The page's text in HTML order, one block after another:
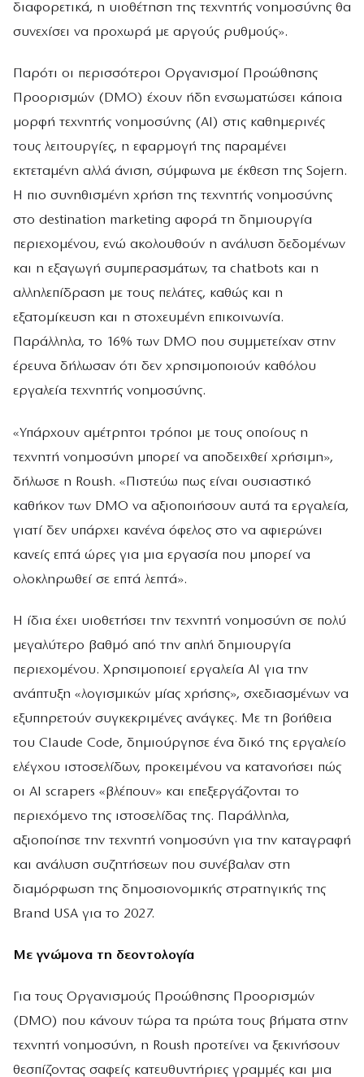
διαφορετικά, η υιοθέτηση της τεχνητής νοημοσύνης θα
συνεχίσει να προχωρά με αργούς ρυθμούς».
Παρότι οι περισσότεροι Οργανισμοί Προώθησης
Προορισμών (DMO) έχουν ήδη ενσωματώσει κάποια
μορφή τεχνητής νοημοσύνης (AI) στις καθημερινές
τους λειτουργίες, η εφαρμογή της παραμένει
εκτεταμένη αλλά άνιση, σύμφωνα με έκθεση της Sojern.
Η πιο συνηθισμένη χρήση της τεχνητής νοημοσύνης
στο destination marketing αφορά τη δημιουργία
περιεχομένου, ενώ ακολουθούν η ανάλυση δεδομένων
και η εξαγωγή συμπερασμάτων, τα chatbots και η
αλληλεπίδραση με τους πελάτες, καθώς και η
εξατομίκευση και η στοχευμένη επικοινωνία.
Παράλληλα, το 16% των DMO που συμμετείχαν στην
έρευνα δήλωσαν ότι δεν χρησιμοποιούν καθόλου
εργαλεία τεχνητής νοημοσύνης.
«Υπάρχουν αμέτρητοι τρόποι με τους οποίους η
τεχνητή νοημοσύνη μπορεί να αποδειχθεί χρήσιμη»,
δήλωσε η Roush. «Πιστεύω πως είναι ουσιαστικό
καθήκον των DMO να αξιοποιήσουν αυτά τα εργαλεία,
γιατί δεν υπάρχει κανένα όφελος στο να αφιερώνει
κανείς επτά ώρες για μια εργασία που μπορεί να
ολοκληρωθεί σε επτά λεπτά».
Η ίδια έχει υιοθετήσει την τεχνητή νοημοσύνη σε πολύ
μεγαλύτερο βαθμό από την απλή δημιουργία
περιεχομένου. Χρησιμοποιεί εργαλεία AI για την
ανάπτυξη «λογισμικών μίας χρήσης», σχεδιασμένων να
εξυπηρετούν συγκεκριμένες ανάγκες. Με τη βοήθεια
του Claude Code, δημιούργησε ένα δικό της εργαλείο
ελέγχου ιστοσελίδων, προκειμένου να κατανοήσει πώς
οι AI scrapers «βλέπουν» και επεξεργάζονται το
περιεχόμενο της ιστοσελίδας της. Παράλληλα,
αξιοποίησε την τεχνητή νοημοσύνη για την καταγραφή
και ανάλυση συζητήσεων που συνέβαλαν στη
διαμόρφωση της δημοσιονομικής στρατηγικής της
Brand USA για το 2027.
Με γνώμονα τη δεοντολογία
Για τους Οργανισμούς Προώθησης Προορισμών
(DMO) που κάνουν τώρα τα πρώτα τους βήματα στην
τεχνητή νοημοσύνη, η Roush προτείνει να ξεκινήσουν
θεσπίζοντας σαφείς κατευθυντήριες γραμμές και μια